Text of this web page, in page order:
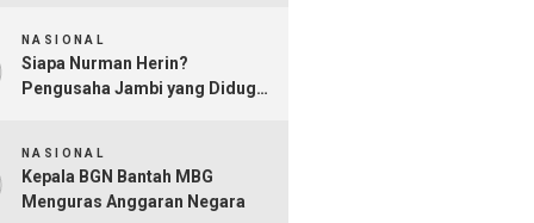
NASIONAL
Siapa Nurman Herin?
Pengusaha Jambi yang Diduga
NASIONAL
Kepala BGN Bantah MBG
Menguras Anggaran Negara